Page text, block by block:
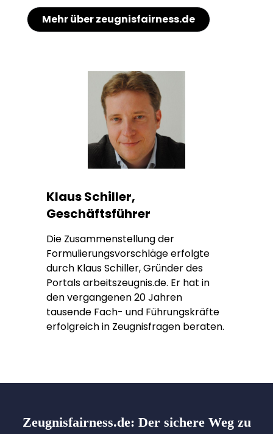
Mehr über zeugnisfairness.de
Klaus Schiller,
Geschäftsführer
Die Zusammenstellung der
Formulierungsvorschläge erfolgte
durch Klaus Schiller, Gründer des
Portals arbeitszeugnis.de. Er hat in
den vergangenen 20 Jahren
tausende Fach- und Führungskräfte
erfolgreich in Zeugnisfragen beraten.
Zeugnisfairness.de: Der sichere Weg zu